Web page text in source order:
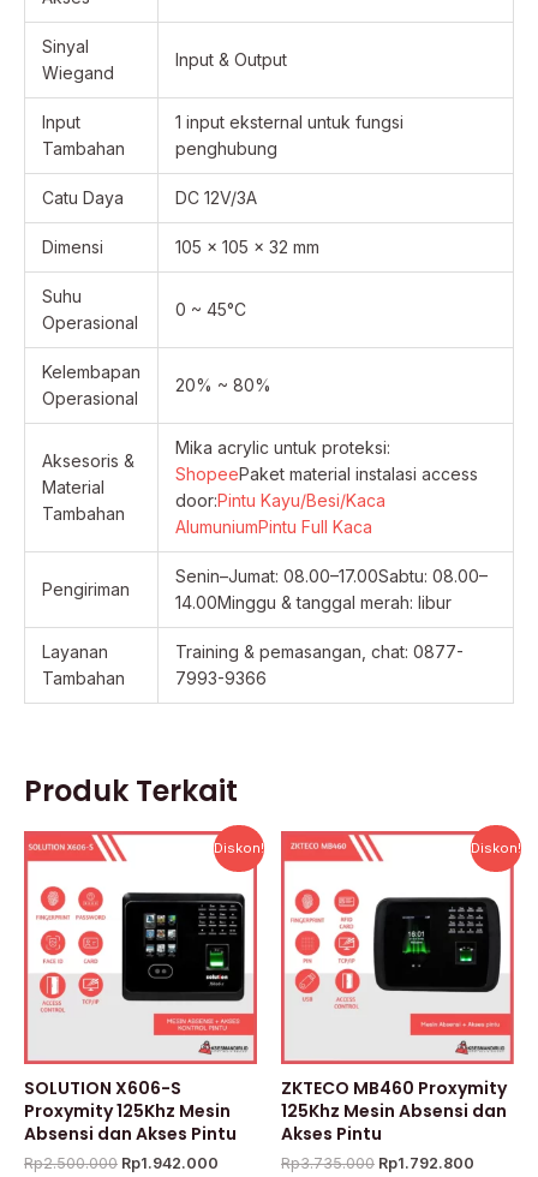
Sinyal
Wiegand
Input & Output
Input
Tambahan
1 input eksternal untuk fungsi
penghubung
Catu Daya DC 12V/3A
Dimensi 105 × 105 × 32 mm
Suhu
Operasional
0 ~ 45°C
Kelembapan
Operasional
20% ~ 80%
Aksesoris &
Material
Tambahan
Mika acrylic untuk proteksi:
ShopeePaket material instalasi access
door:Pintu Kayu/Besi/Kaca
AlumuniumPintu Full Kaca
Pengiriman
Senin–Jumat: 08.00–17.00Sabtu: 08.00–
14.00Minggu & tanggal merah: libur
Layanan
Tambahan
Training & pemasangan, chat: 0877-
7993-9366
Produk Terkait
Diskon!
SOLUTION X606-S
Proxymity 125Khz Mesin
Absensi dan Akses Pintu
Rp2.500.000
Harga
aslinya
Rp2.500.000.
Rp1.942.000
Harga
saat
ini
adalah:
Rp1.942.000.
Diskon!
ZKTECO MB460 Proxymity
125Khz Mesin Absensi dan
Akses Pintu
Rp3.735.000
Harga
aslinya
Rp3.735.000.
Rp1.792.800
Harga
saat
ini
adalah: